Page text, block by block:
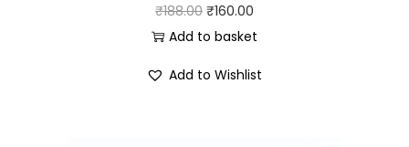
₹188.00 ₹160.00
Add to basket
Add to Wishlist